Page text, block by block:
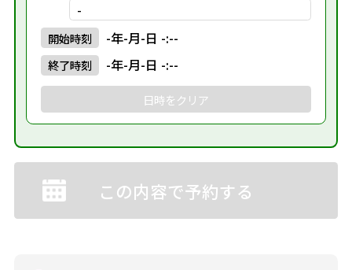
-
開始時刻 -年-月-日 -:--
終了時刻 -年-月-日 -:--
日時をクリア
この内容で予約する